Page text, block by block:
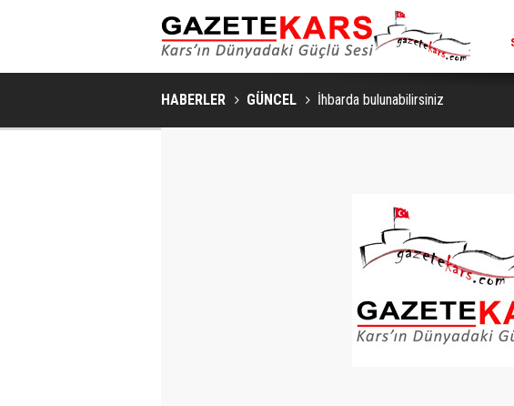
HABERLER GÜNCEL İhbarda bulunabilirsiniz